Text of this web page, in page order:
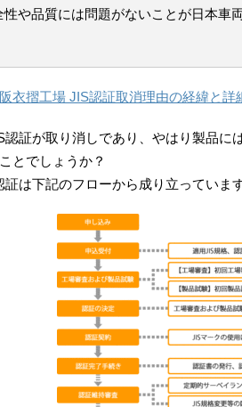
性や品質には問題がないことが日本車
衣摺工場 JIS認証取消理由の経緯と詳
証が取り消しであり、やはり製品に
とでしょうか？
は下記のフローから成り立っています